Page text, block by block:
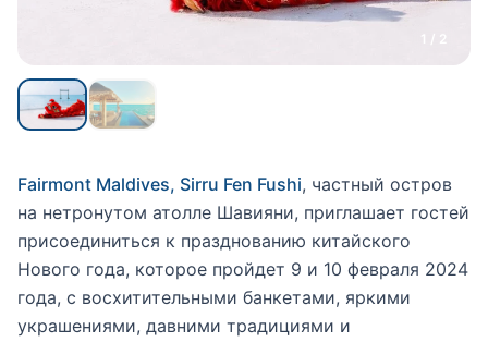
1 / 2
Fairmont Maldives, Sirru Fen Fushi, частный остров
на нетронутом атолле Шавияни, приглашает гостей
присоединиться к празднованию китайского
Нового года, которое пройдет 9 и 10 февраля 2024
года, с восхитительными банкетами, яркими
украшениями, давними традициями и